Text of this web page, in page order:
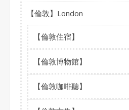
【倫敦】London
【倫敦住宿】
【倫敦博物館】
【倫敦咖啡聽】